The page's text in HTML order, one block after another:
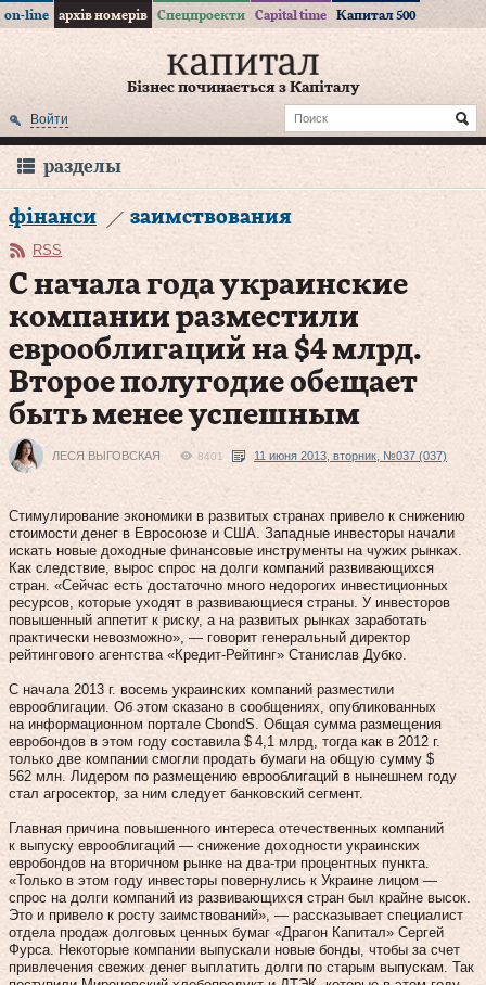
on-line архів номерів Спецпроекти Capital time Капитал 500
Бізнес починається з Капіталу
Войти
разделы
фінанси заимствования
RSS
С начала года украинские
компании разместили
еврооблигаций на $4 млрд.
Второе полугодие обещает
быть менее успешным
ЛЕСЯ ВЫГОВСКАЯ 8401 11 июня 2013, вторник, №037 (037)
Стимулирование экономики в развитых странах привело к снижению
стоимости денег в Евросоюзе и США. Западные инвесторы начали
искать новые доходные финансовые инструменты на чужих рынках.
Как следствие, вырос спрос на долги компаний развивающихся
стран. «Сейчас есть достаточно много недорогих инвестиционных
ресурсов, которые уходят в развивающиеся страны. У инвесторов
повышенный аппетит к риску, а на развитых рынках заработать
практически невозможно», — говорит генеральный директор
рейтингового агентства «Кредит-Рейтинг» Станислав Дубко.
С начала 2013 г. восемь украинских компаний разместили
еврооблигации. Об этом сказано в сообщениях, опубликованных
на информационном портале CbondS. Общая сумма размещения
евробондов в этом году составила $ 4,1 млрд, тогда как в 2012 г.
только две компании смогли продать бумаги на общую сумму $
562 млн. Лидером по размещению еврооблигаций в нынешнем году
стал агросектор, за ним следует банковский сегмент.
Главная причина повышенного интереса отечественных компаний
к выпуску еврооблигаций — снижение доходности украинских
евробондов на вторичном рынке на два-три процентных пункта.
«Только в этом году инвесторы повернулись к Украине лицом —
спрос на долги компаний из развивающихся стран был крайне высок.
Это и привело к росту заимствований», — рассказывает специалист
отдела продаж долговых ценных бумаг «Драгон Капитал» Сергей
Фурса. Некоторые компании выпускали новые бонды, чтобы за счет
привлечения свежих денег выплатить долги по старым выпускам. Так